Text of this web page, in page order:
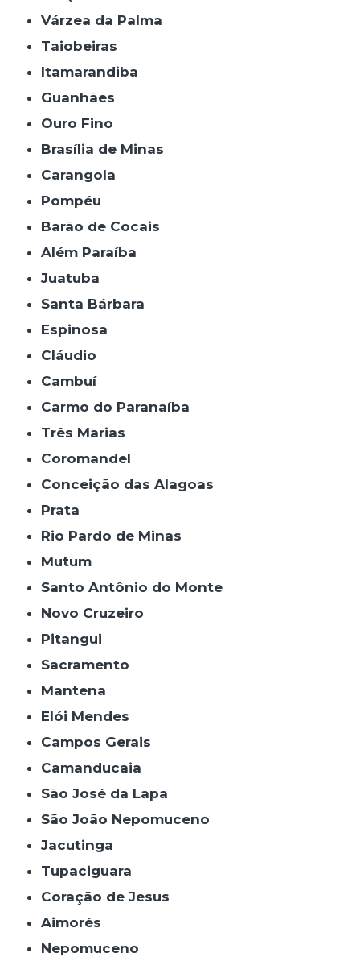
Várzea da Palma
Taiobeiras
Itamarandiba
Guanhães
Ouro Fino
Brasília de Minas
Carangola
Pompéu
Barão de Cocais
Além Paraíba
Juatuba
Santa Bárbara
Espinosa
Cláudio
Cambuí
Carmo do Paranaíba
Três Marias
Coromandel
Conceição das Alagoas
Prata
Rio Pardo de Minas
Mutum
Santo Antônio do Monte
Novo Cruzeiro
Pitangui
Sacramento
Mantena
Elói Mendes
Campos Gerais
Camanducaia
São José da Lapa
São João Nepomuceno
Jacutinga
Tupaciguara
Coração de Jesus
Aimorés
Nepomuceno